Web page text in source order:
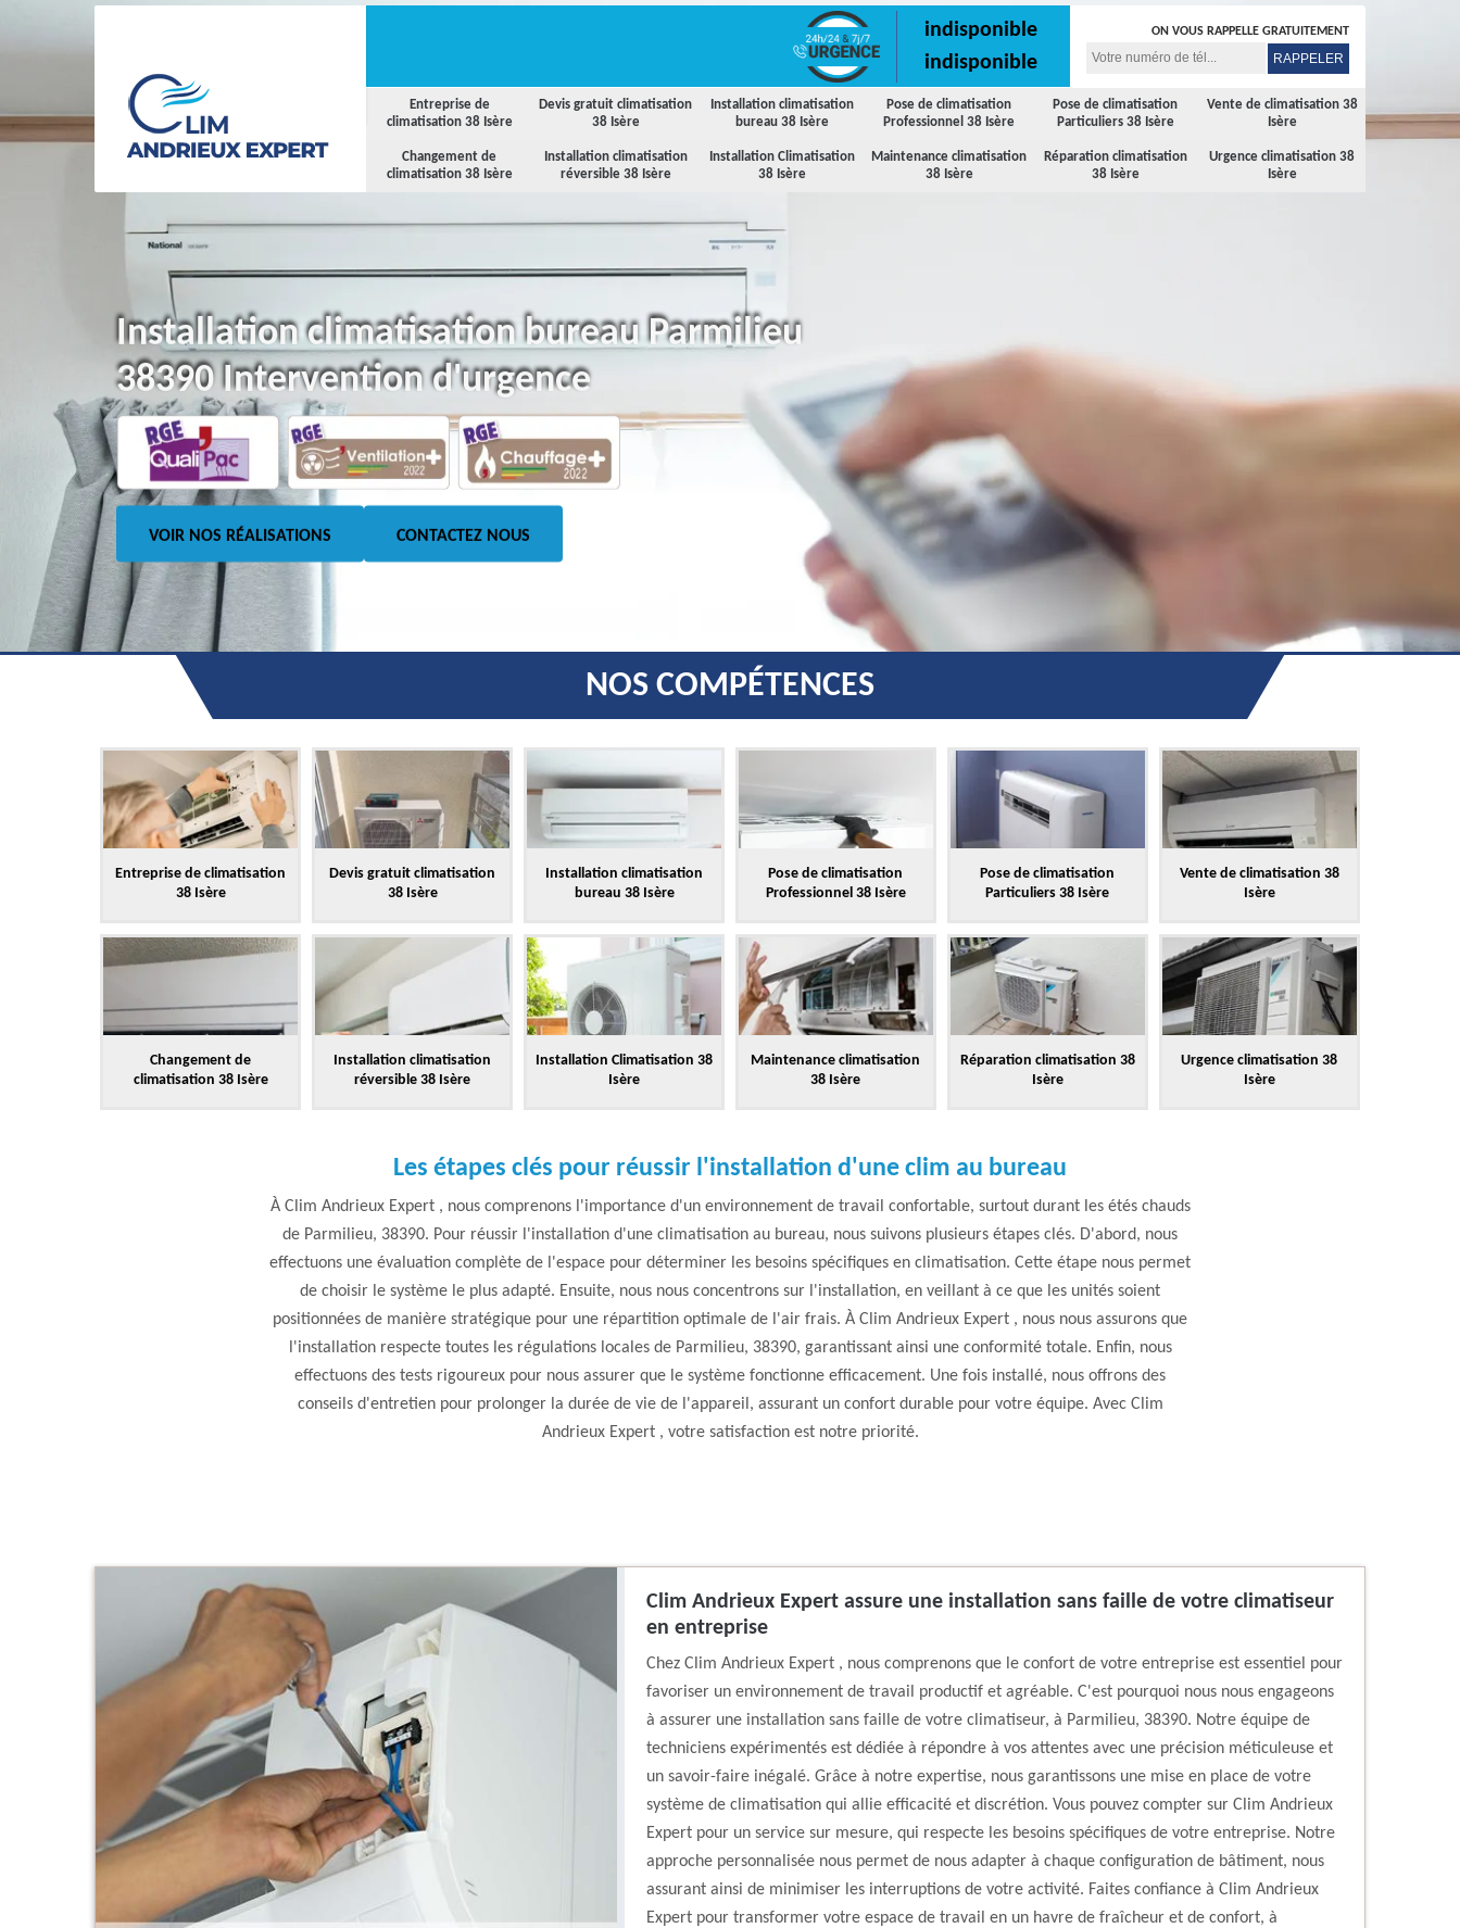
Entreprise de
climatisation 38 Isère
Devis gratuit climatisation
38 Isère
Installation climatisation
bureau 38 Isère
Pose de climatisation
Professionnel 38 Isère
Pose de climatisation
Particuliers 38 Isère
Vente de climatisation 38
Isère
Changement de
climatisation 38 Isère
Installation climatisation
réversible 38 Isère
Installation Climatisation
38 Isère
Maintenance climatisation
38 Isère
Réparation climatisation
38 Isère
Urgence climatisation 38
Isère
indisponible
indisponible
ON VOUS RAPPELLE GRATUITEMENT
Installation climatisation bureau Parmilieu
38390 Intervention d'urgence
VOIR NOS RÉALISATIONS CONTACTEZ NOUS
NOS COMPÉTENCES
Entreprise de climatisation
38 Isère
Devis gratuit climatisation
38 Isère
Installation climatisation
bureau 38 Isère
Pose de climatisation
Professionnel 38 Isère
Pose de climatisation
Particuliers 38 Isère
Vente de climatisation 38
Isère
Changement de
climatisation 38 Isère
Installation climatisation
réversible 38 Isère
Installation Climatisation 38
Isère
Maintenance climatisation
38 Isère
Réparation climatisation 38
Isère
Urgence climatisation 38
Isère
Les étapes clés pour réussir l'installation d'une clim au bureau
À Clim Andrieux Expert , nous comprenons l'importance d'un environnement de travail confortable, surtout durant les étés chauds
de Parmilieu, 38390. Pour réussir l'installation d'une climatisation au bureau, nous suivons plusieurs étapes clés. D'abord, nous
effectuons une évaluation complète de l'espace pour déterminer les besoins spécifiques en climatisation. Cette étape nous permet
de choisir le système le plus adapté. Ensuite, nous nous concentrons sur l'installation, en veillant à ce que les unités soient
positionnées de manière stratégique pour une répartition optimale de l'air frais. À Clim Andrieux Expert , nous nous assurons que
l'installation respecte toutes les régulations locales de Parmilieu, 38390, garantissant ainsi une conformité totale. Enfin, nous
effectuons des tests rigoureux pour nous assurer que le système fonctionne efficacement. Une fois installé, nous offrons des
conseils d'entretien pour prolonger la durée de vie de l'appareil, assurant un confort durable pour votre équipe. Avec Clim
Andrieux Expert , votre satisfaction est notre priorité.
Clim Andrieux Expert assure une installation sans faille de votre climatiseur
en entreprise
Chez Clim Andrieux Expert , nous comprenons que le confort de votre entreprise est essentiel pour
favoriser un environnement de travail productif et agréable. C'est pourquoi nous nous engageons
à assurer une installation sans faille de votre climatiseur, à Parmilieu, 38390. Notre équipe de
techniciens expérimentés est dédiée à répondre à vos attentes avec une précision méticuleuse et
un savoir-faire inégalé. Grâce à notre expertise, nous garantissons une mise en place de votre
système de climatisation qui allie efficacité et discrétion. Vous pouvez compter sur Clim Andrieux
Expert pour un service sur mesure, qui respecte les besoins spécifiques de votre entreprise. Notre
approche personnalisée nous permet de nous adapter à chaque configuration de bâtiment, nous
assurant ainsi de minimiser les interruptions de votre activité. Faites confiance à Clim Andrieux
Expert pour transformer votre espace de travail en un havre de fraîcheur et de confort, à